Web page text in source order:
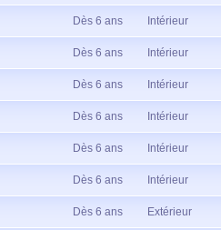
Dès 6 ans Intérieur
Dès 6 ans Intérieur
Dès 6 ans Intérieur
Dès 6 ans Intérieur
Dès 6 ans Intérieur
Dès 6 ans Intérieur
Dès 6 ans Extérieur